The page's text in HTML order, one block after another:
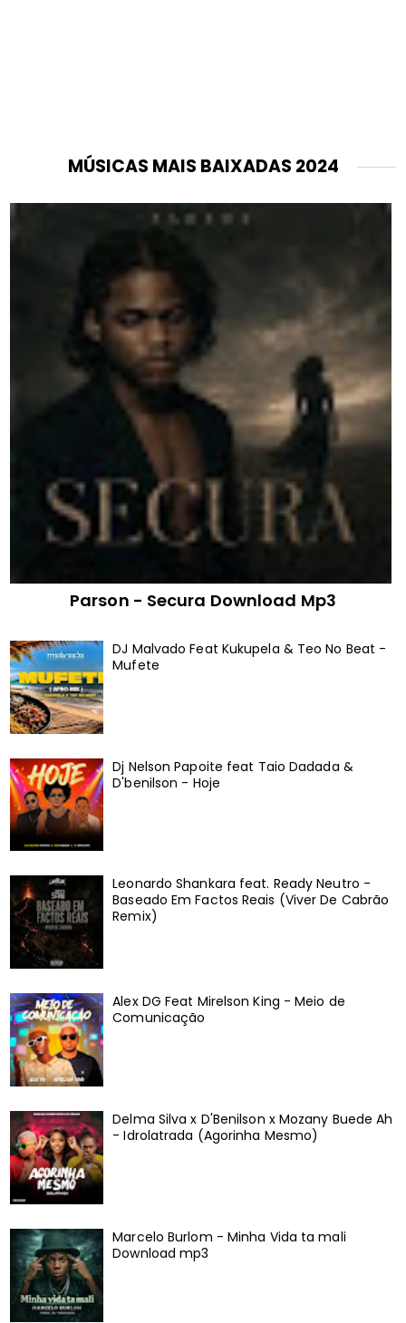
MÚSICAS MAIS BAIXADAS 2024
Parson - Secura Download Mp3
DJ Malvado Feat Kukupela & Teo No Beat -
Mufete
Dj Nelson Papoite feat Taio Dadada &
D'benilson - Hoje
Leonardo Shankara feat. Ready Neutro -
Baseado Em Factos Reais (Viver De Cabrão
Remix)
Alex DG Feat Mirelson King - Meio de
Comunicação
Delma Silva x D'Benilson x Mozany Buede Ah
- Idrolatrada (Agorinha Mesmo)
Marcelo Burlom - Minha Vida ta mali
Download mp3